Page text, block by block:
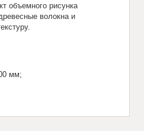
объемного рисунка
волокна и
мм;